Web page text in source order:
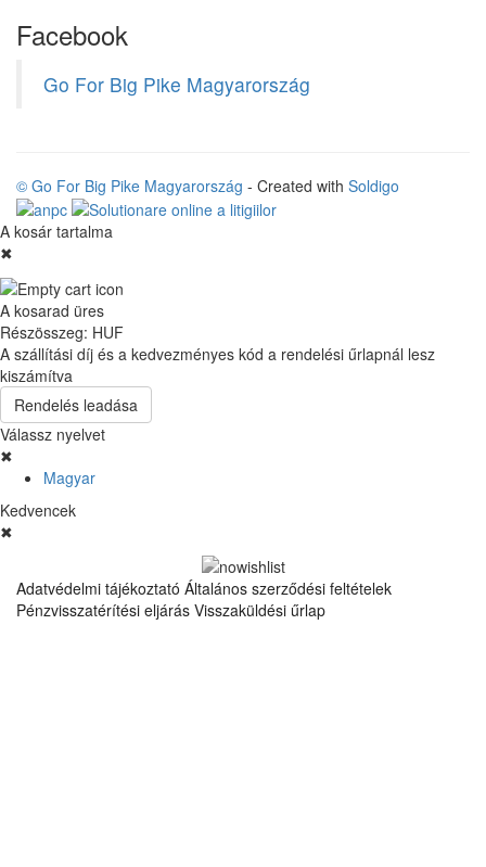
Facebook
Go For Big Pike Magyarország
© Go For Big Pike Magyarország - Created with Soldigo
A kosár tartalma
✖
A kosarad üres
Részösszeg: HUF
A szállítási díj és a kedvezményes kód a rendelési űrlapnál lesz
kiszámítva
Rendelés leadása
Válassz nyelvet
✖
Magyar
Kedvencek
✖
Adatvédelmi tájékoztató Általános szerződési feltételek
Pénzvisszatérítési eljárás Visszaküldési űrlap